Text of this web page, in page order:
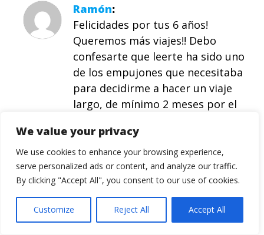
We value your privacy
We use cookies to enhance your browsing experience,
serve personalized ads or content, and analyze our traffic.
By clicking "Accept All", you consent to our use of cookies.
Customize Reject All Accept All
Ramón
Felicidades por tus 6 años!
Queremos más viajes!! Debo
confesarte que leerte ha sido uno
de los empujones que necesitaba
para decidirme a hacer un viaje
largo, de mínimo 2 meses por el
En octubre si todo sale bien,
saldré para Bangkok y me serviré
cual pirata de tus relatos para
quedarme con lo mejor y evitar lo
peor
Espero que te pases algún